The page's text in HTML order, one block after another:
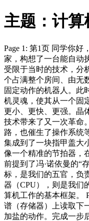
主题：计
Page 1: 第1页 同学你
家，构想了一台能自动
受限于当时的技术，分
个占满整个房间、由无
固定动作的机器人。此
机灵魂，使其从一个固
更小、更快、更强。晶
技术带来了又一次革命
路，也催生了操作系统
集成到了一块指甲盖大
像一个精准的节拍器，
前提到了冯·诺依曼的“
标，是我们的五官，负
器（CPU），则是我们
算机工作的基本框架。
谱（存储器）上读取下
加盐的动作。完成一步